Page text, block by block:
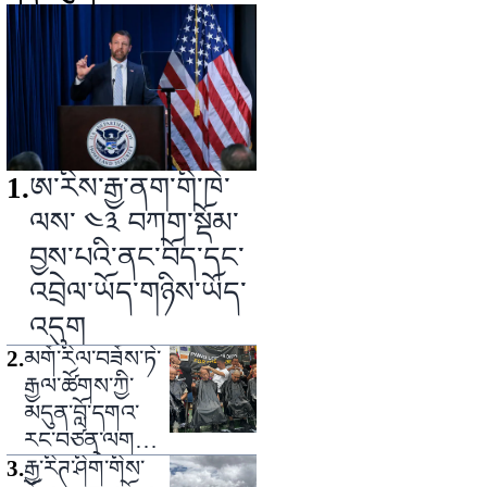
1.ཨ་རིས་རྒྱ་ནག་གི་ཁེ་
ལས་ ༤༣ བཀག་སྡོམ་
བྱས་པའི་ནང་བོད་དང་
འབྲེལ་ཡོད་གཉིས་ཡོད་
འདུག
2.མགོ་རིལ་བཟོས་ཏེ་
རྒྱལ་ཚོགས་ཀྱི་
མདུན་བློ་དགའ་
རང་བཙན་ལགས་
སུ་གདུང་སེམས་
3.རྒྱ་རིཊ་ཤིག་གིས་